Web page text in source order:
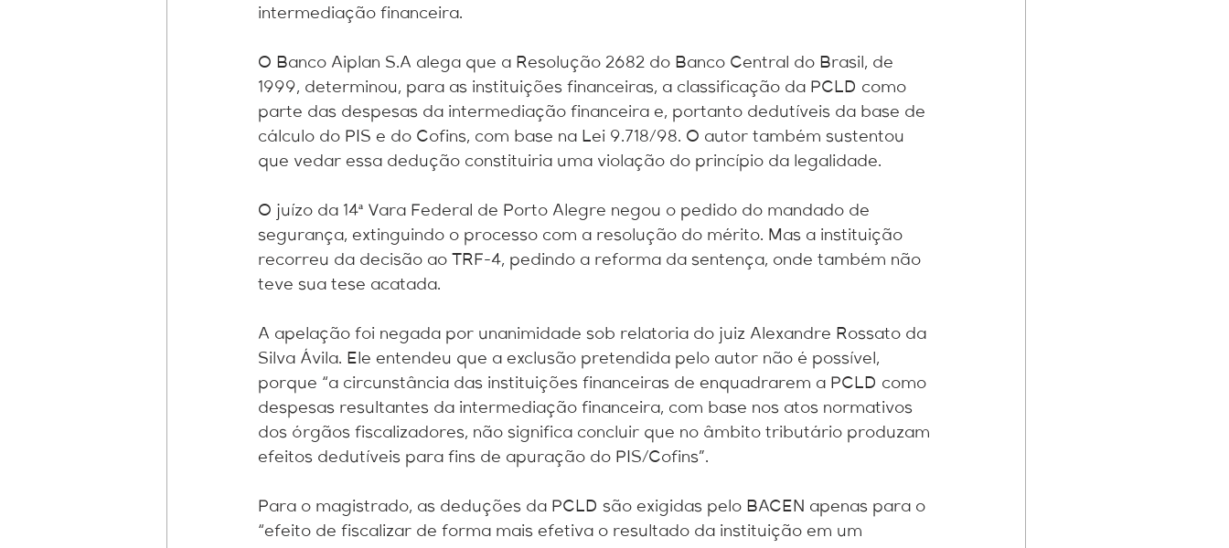
intermediação financeira.
O Banco Aiplan S.A alega que a Resolução 2682 do Banco Central do Brasil, de
1999, determinou, para as instituições financeiras, a classificação da PCLD como
parte das despesas da intermediação financeira e, portanto dedutíveis da base de
cálculo do PIS e do Cofins, com base na Lei 9.718/98. O autor também sustentou
que vedar essa dedução constituiria uma violação do princípio da legalidade.
O juízo da 14ª Vara Federal de Porto Alegre negou o pedido do mandado de
segurança, extinguindo o processo com a resolução do mérito. Mas a instituição
recorreu da decisão ao TRF-4, pedindo a reforma da sentença, onde também não
teve sua tese acatada.
A apelação foi negada por unanimidade sob relatoria do juiz Alexandre Rossato da
Silva Ávila. Ele entendeu que a exclusão pretendida pelo autor não é possível,
porque “a circunstância das instituições financeiras de enquadrarem a PCLD como
despesas resultantes da intermediação financeira, com base nos atos normativos
dos órgãos fiscalizadores, não significa concluir que no âmbito tributário produzam
efeitos dedutíveis para fins de apuração do PIS/Cofins”.
Para o magistrado, as deduções da PCLD são exigidas pelo BACEN apenas para o
“efeito de fiscalizar de forma mais efetiva o resultado da instituição em um